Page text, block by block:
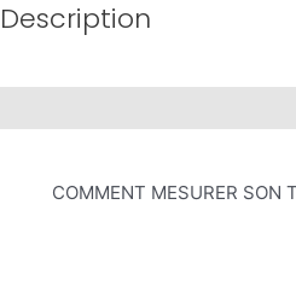
Description
COMMENT MESURER SON